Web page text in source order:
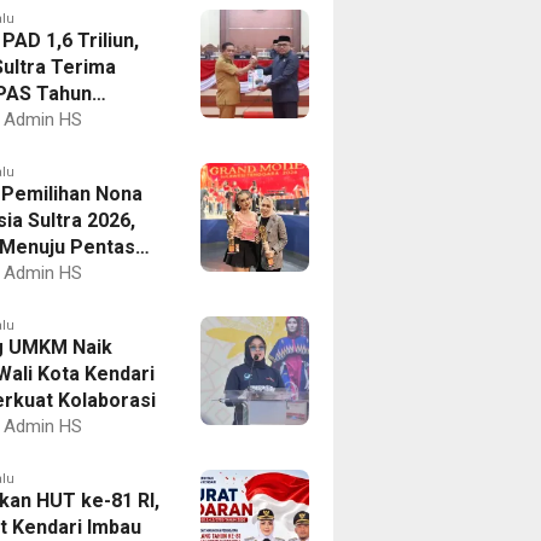
1,6 Triliun,
Terima
Tahun
2027
Admin HS
Nona
Sultra 2026,
Pentas
Admin HS
UMKM Naik
Kota Kendari
Kolaborasi
Admin HS
HUT ke-81 RI,
Kendari Imbau